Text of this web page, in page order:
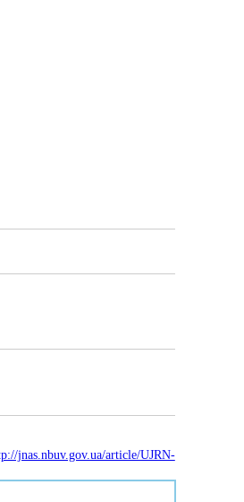
jnas.nbuv.gov.ua/article/UJRN-